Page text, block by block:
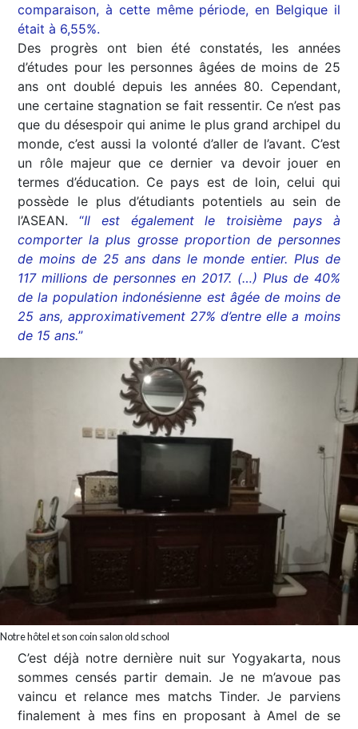
comparaison, à cette même période, en Belgique il
était à 6,55%.
Des progrès ont bien été constatés, les années
d’études pour les personnes âgées de moins de 25
ans ont doublé depuis les années 80. Cependant,
une certaine stagnation se fait ressentir. Ce n’est pas
que du désespoir qui anime le plus grand archipel du
monde, c’est aussi la volonté d’aller de l’avant. C’est
un rôle majeur que ce dernier va devoir jouer en
termes d’éducation. Ce pays est de loin, celui qui
possède le plus d’étudiants potentiels au sein de
l’ASEAN.“Il est également le troisième pays à
comporter la plus grosse proportion de personnes
de moins de 25 ans dans le monde entier. Plus de
117 millions de personnes en 2017. (…) Plus de 40%
de la population indonésienne est âgée de moins de
25 ans, approximativement 27% d’entre elle a moins
de 15 ans.”
Notre hôtel et son coin salon old school
C’est déjà notre dernière nuit sur Yogyakarta, nous
sommes censés partir demain. Je ne m’avoue pas
vaincu et relance mes matchs Tinder. Je parviens
finalement à mes fins en proposant à Amel de se